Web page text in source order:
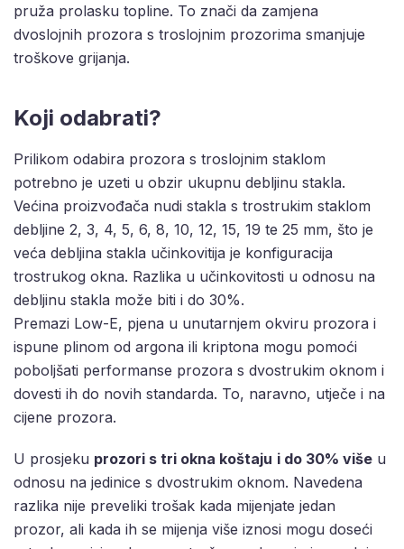
pruža prolasku topline. To znači da zamjena
dvoslojnih prozora s troslojnim prozorima smanjuje
troškove grijanja.
Koji odabrati?
Prilikom odabira prozora s troslojnim staklom
potrebno je uzeti u obzir ukupnu debljinu stakla.
Većina proizvođača nudi stakla s trostrukim staklom
debljine 2, 3, 4, 5, 6, 8, 10, 12, 15, 19 te 25 mm, što je
veća debljina stakla učinkovitija je konfiguracija
trostrukog okna. Razlika u učinkovitosti u odnosu na
debljinu stakla može biti i do 30%.
Premazi Low-E, pjena u unutarnjem okviru prozora i
ispune plinom od argona ili kriptona mogu pomoći
poboljšati performanse prozora s dvostrukim oknom i
dovesti ih do novih standarda. To, naravno, utječe i na
cijene prozora.
U prosjeku prozori s tri okna koštaju i do 30% više u
odnosu na jedinice s dvostrukim oknom. Navedena
razlika nije preveliki trošak kada mijenjate jedan
prozor, ali kada ih se mijenja više iznosi mogu doseći